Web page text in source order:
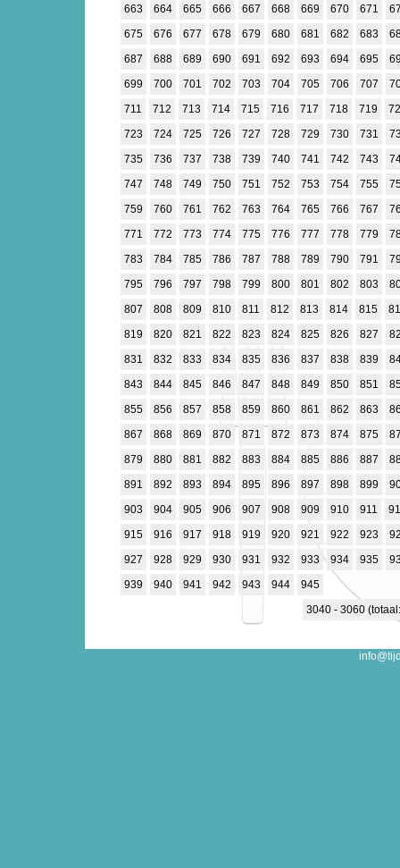
663
664 665 666 667 668 669 670 671
675
676 677 678 679 680 681 682 683
687
688 689 690 691 692 693 694 695
699
700 701 702 703 704 705 706 707
711
712 713 714 715 716 717 718 719
723
724 725 726 727 728 729 730 731
735
736 737 738 739 740 741 742 743
747
748 749 750 751 752 753 754 755
759
760 761 762 763 764 765 766 767
771
772 773 774 775 776 777 778 779
783
784 785 786 787 788 789 790 791
795
796 797 798 799 800 801 802 803
807
808 809 810 811 812 813 814 815
819
820 821 822 823 824 825 826 827
831
832 833 834 835 836 837 838 839
843
844 845 846 847 848 849 850 851
855
856 857 858 859 860 861 862 863
867
868 869 870 871 872 873 874 875
879
880 881 882 883 884 885 886 887
891
892 893 894 895 896 897 898 899
903
904 905 906 907 908 909 910 911
915
916 917 918 919 920 921 922 923
927
928 929 930 931 932 933 934 935
939
940 941 942 943 944
945
3040 - 3060